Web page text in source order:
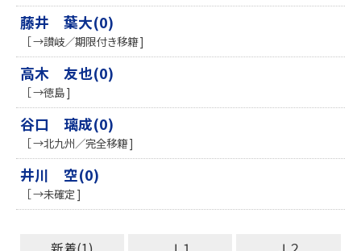
藤井 葉大(0)
［ →讃岐／期限付き移籍 ]
高木 友也(0)
［ →徳島 ]
谷口 璃成(0)
［ →北九州／完全移籍 ]
井川 空(0)
［ →未確定 ]